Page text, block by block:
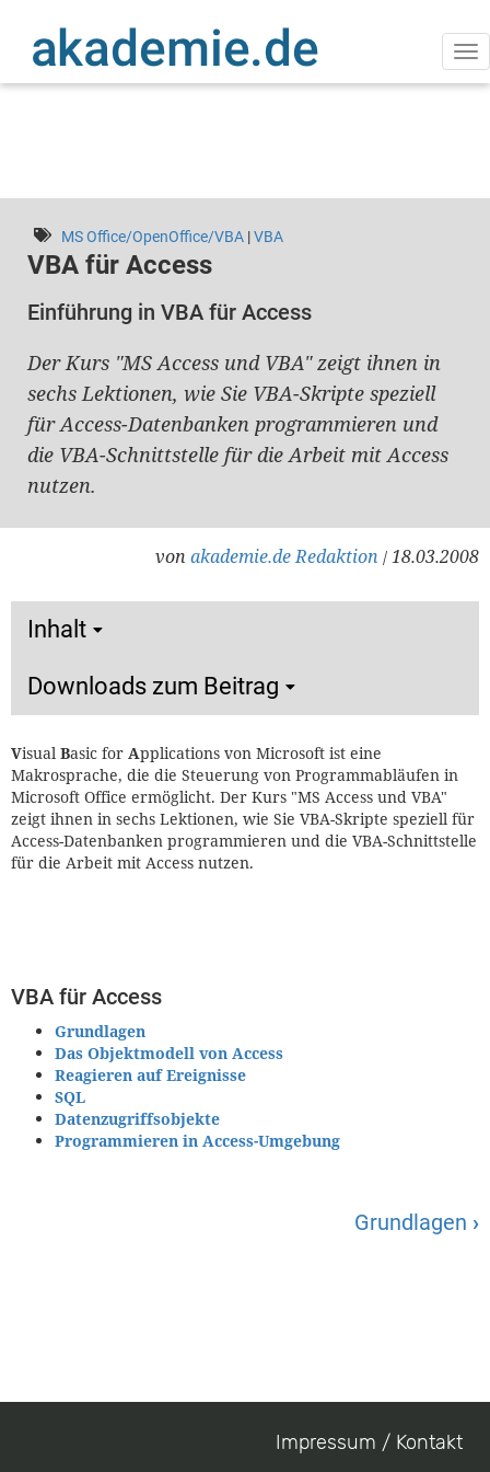
Inhalt
MS Office/OpenOffice/VBA|VBA
VBA für Access
Einführung in VBA für Access
Der Kurs "MS Access und VBA" zeigt ihnen in
sechs Lektionen, wie Sie VBA-Skripte speziell
für Access-Datenbanken programmieren und
die VBA-Schnittstelle für die Arbeit mit Access
nutzen.
von akademie.de Redaktion / 18.03.2008
Inhalt
Downloads zum Beitrag
Visual Basic for Applications von Microsoft ist eine
Makrosprache, die die Steuerung von Programmabläufen in
Microsoft Office ermöglicht. Der Kurs "MS Access und VBA"
zeigt ihnen in sechs Lektionen, wie Sie VBA-Skripte speziell für
Access-Datenbanken programmieren und die VBA-Schnittstelle
für die Arbeit mit Access nutzen.
VBA für Access
Grundlagen
Das Objektmodell von Access
Reagieren auf Ereignisse
SQL
Datenzugriffsobjekte
Programmieren in Access-Umgebung
Grundlagen ›
Impressum / Kontakt